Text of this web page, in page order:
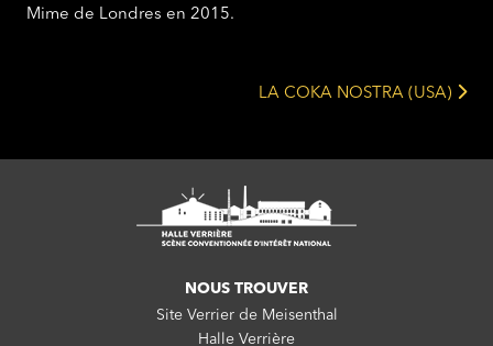
Mime de Londres en 2015.
LA COKA NOSTRA (USA)
NOUS TROUVER
Site Verrier de Meisenthal
Halle Verrière